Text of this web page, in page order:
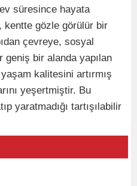
süresince hayata
kentte gözle görülür bir
çevreye, sosyal
bir alanda yapılan
kalitesini artırmış
yeşertmiştir. Bu
yaratmadığı tartışılabilir